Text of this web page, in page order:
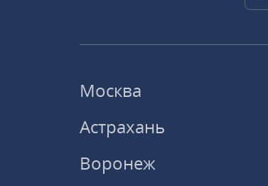
Москва
Астрахань
Воронеж